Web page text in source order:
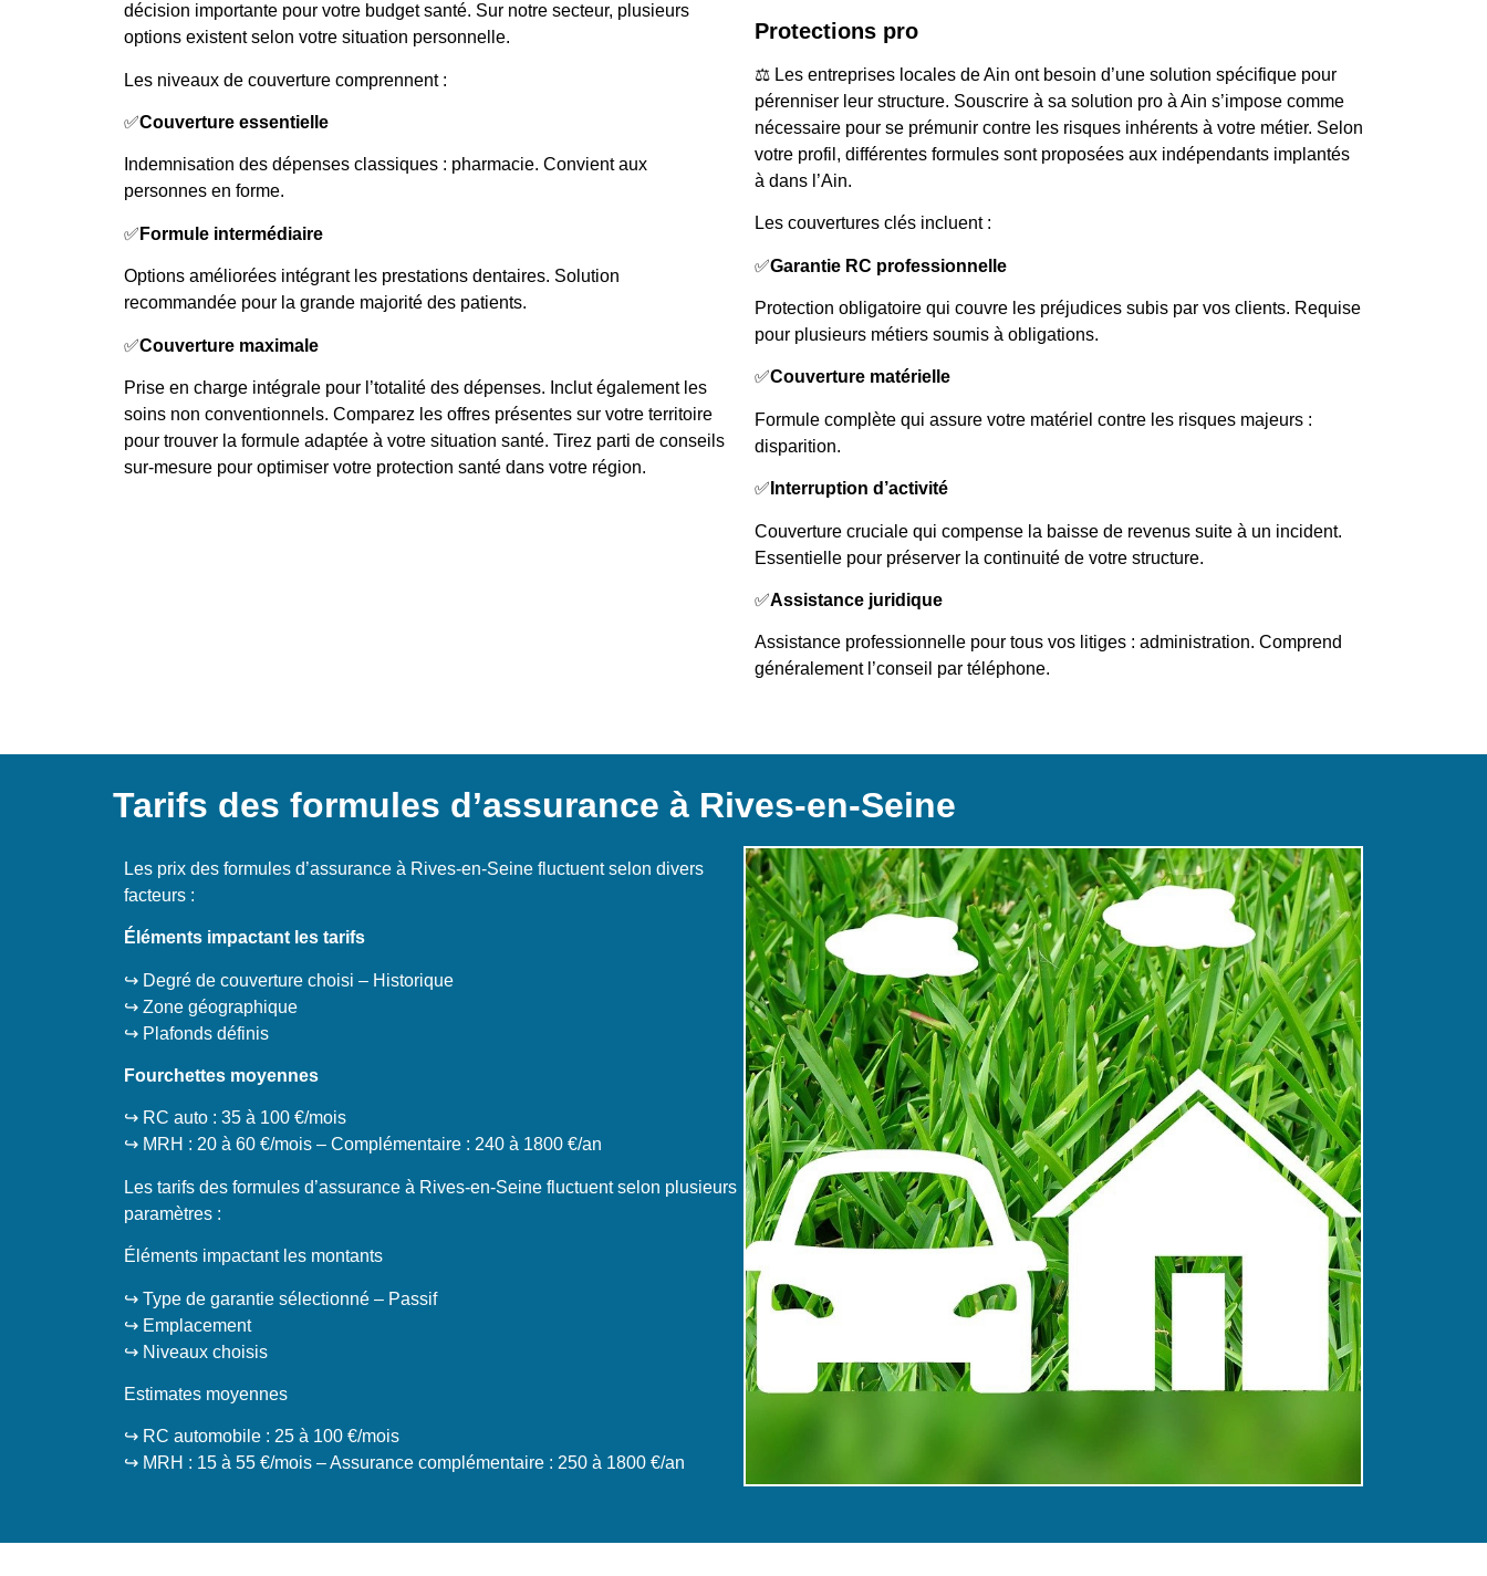
décision importante pour votre budget santé. Sur notre secteur, plusieurs
options existent selon votre situation personnelle.
Les niveaux de couverture comprennent :
✅Couverture essentielle
Indemnisation des dépenses classiques : pharmacie. Convient aux
personnes en forme.
✅ Formule intermédiaire
Options améliorées intégrant les prestations dentaires. Solution
recommandée pour la grande majorité des patients.
✅Couverture maximale
Prise en charge intégrale pour l’totalité des dépenses. Inclut également les
soins non conventionnels. Comparez les offres présentes sur votre territoire
pour trouver la formule adaptée à votre situation santé. Tirez parti de conseils
sur-mesure pour optimiser votre protection santé dans votre région.
Protections pro
⚖️ Les entreprises locales de Ain ont besoin d’une solution spécifique pour
pérenniser leur structure. Souscrire à sa solution pro à Ain s’impose comme
nécessaire pour se prémunir contre les risques inhérents à votre métier. Selon
votre profil, différentes formules sont proposées aux indépendants implantés
à dans l’Ain.
Les couvertures clés incluent :
✅Garantie RC professionnelle
Protection obligatoire qui couvre les préjudices subis par vos clients. Requise
pour plusieurs métiers soumis à obligations.
✅Couverture matérielle
Formule complète qui assure votre matériel contre les risques majeurs :
disparition.
✅ Interruption d’activité
Couverture cruciale qui compense la baisse de revenus suite à un incident.
Essentielle pour préserver la continuité de votre structure.
✅Assistance juridique
Assistance professionnelle pour tous vos litiges : administration. Comprend
généralement l’conseil par téléphone.
Tarifs des formules d’assurance à Rives-en-Seine
Les prix des formules d’assurance à Rives-en-Seine fluctuent selon divers
facteurs :
Éléments impactant les tarifs
↪️ Degré de couverture choisi – Historique
↪️ Zone géographique
↪️ Plafonds définis
Fourchettes moyennes
↪️ RC auto : 35 à 100 €/mois
↪️ MRH : 20 à 60 €/mois – Complémentaire : 240 à 1800 €/an
Les tarifs des formules d’assurance à Rives-en-Seine fluctuent selon plusieurs
paramètres :
Éléments impactant les montants
↪️ Type de garantie sélectionné – Passif
↪️ Emplacement
↪️ Niveaux choisis
Estimates moyennes
↪️ RC automobile : 25 à 100 €/mois
↪️ MRH : 15 à 55 €/mois – Assurance complémentaire : 250 à 1800 €/an